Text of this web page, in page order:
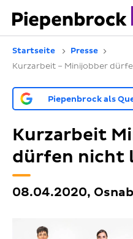
Startseite
Presse
Kurzarbeit – Minijobber
Piepenbrock als
Kurzarbeit
dürfen nicht
08.04.2020,